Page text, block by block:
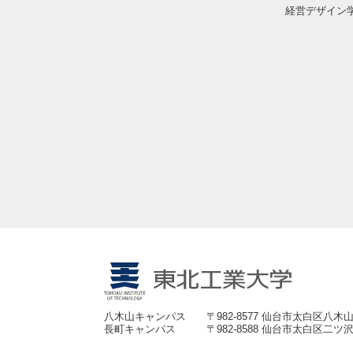
経営デザイン
八木山キャンパス
〒982-8577 仙台市太白区八木
長町キャンパス
〒982-8588 仙台市太白区二ツ